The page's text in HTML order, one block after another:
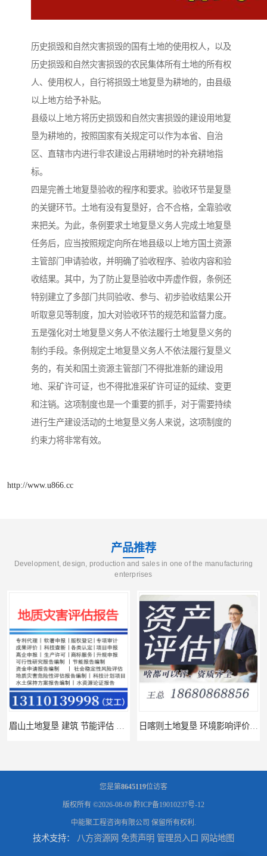
历史损毁和自然灾害损毁的国有土地的使用权人，以及
历史损毁和自然灾害损毁的农民集体所有土地的所有权
人、使用权人，自行将损毁土地复垦为耕地的，由县级
以上地方给予补贴。
县级以上地方将历史损毁和自然灾害损毁的建设用地复
垦为耕地的，按照国家有关规定可以作为本省、自治
区、直辖市内进行非农建设占用耕地时的补充耕地指
标。
四是完善土地复垦验收的程序和要求。验收环节是复垦
的关键环节。土地有没有复垦好，合不合格，全靠验收
来把关。为此，条例要求土地复垦义务人完成土地复垦
任务后，应当按照规定向所在地县级以上地方国土资源
主管部门申请验收，并明确了验收程序、验收内容和验
收结果。其中，为了防止复垦验收中弄虚作假，条例还
特别建立了多部门共同验收、参与、初步验收结果公开
听取意见等制度，加大对验收环节的规范和监督力度。
五是强化对土地复垦义务人不依法履行土地复垦义务的
制约手段。条例规定土地复垦义务人不依法履行复垦义
务的，有关和国土资源主管部门不得批准新的建设用
地、采矿许可证，也不得批准采矿许可证的延续、变更
和注销。这项制度也是一个重要的抓手，对于需要持续
进行生产建设活动的土地复垦义务人来说，这项制度的
约束力将非常有效。
http://www.u866.cc
产品推荐
Development, design, production and sales in one of the manufacturing
enterprises
您是第8645119位访客
版权所有 ©2026-08-09 黔ICP备19010237号-12
中能聚工程咨询有限公司 保留所有权利.
技术支持： 八方资源网 免责声明 管理员入口 网站地图